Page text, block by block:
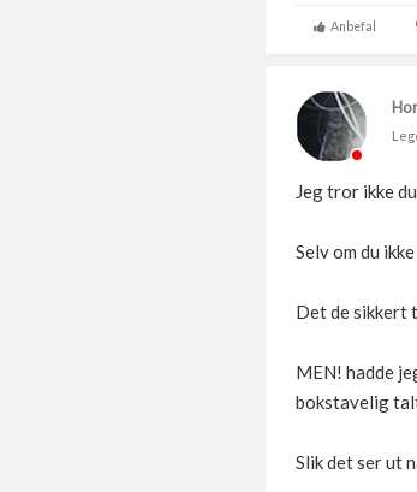
Anbefal
Jeg tror ikke
Selv om du
Det de sikkert
MEN! hadde
bokstavelig
Slik det ser ut